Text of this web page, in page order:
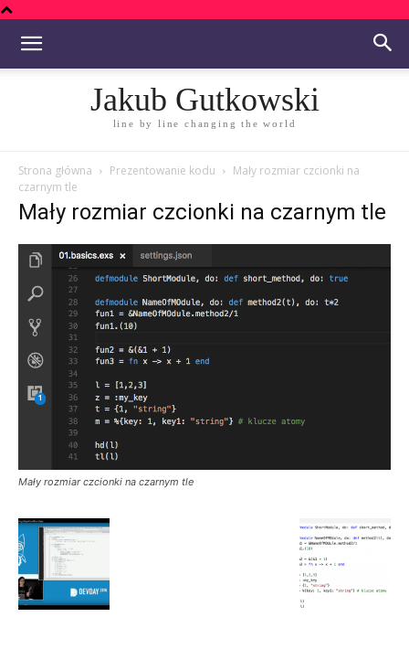
Jakub Gutkowski
line by line changing the world
Strona główna Prezentowanie kodu
Mały rozmiar czcionki na
czarnym tle
Mały rozmiar czcionki na czarnym tle
Mały rozmiar czcionki na czarnym tle